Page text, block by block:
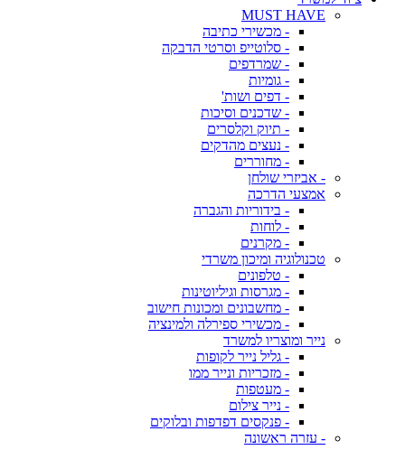
MUST HAVE
- מכשירי כתיבה
- סלוטייפ וסרטי הדבקה
- שמרדפים
- גומיות
- דפים ושות'
- שדכנים וסיכות
- תיוק וקלסרים
- נעצים מהדקים
- מחוררים
- אביזרי שולחן
אמצעי הדרכה
- בידוריות והגברה
- לוחות
- מקרנים
טכנולוגיה ומיכון משרדי
- טלפונים
- מגרסות וגיליוטינות
- מחשבונים ומכונות חישוב
- מכשירי ספירלה ולמינציה
נייר ומוצריו למשרד
- גליל נייר לקופות
- מזכריות ונייר ממו
- מעטפות
- נייר צילום
- פנקסים דפדפות ובלוקים
- עזרה ראשונה